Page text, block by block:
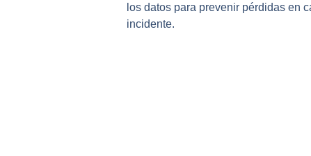
los datos para prevenir pérdidas en
incidente.